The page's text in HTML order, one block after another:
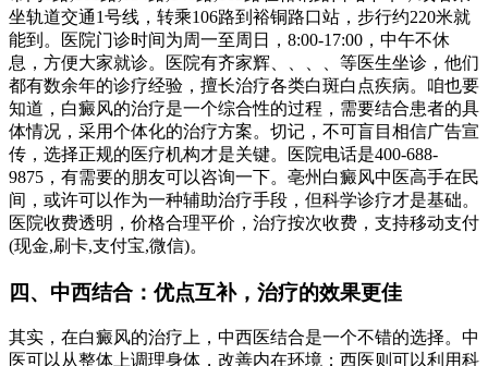
坐轨道交通1号线，转乘106路到裕铜路口站，步行约220米就
能到。医院门诊时间为周一至周日，8:00-17:00，中午不休
息，方便大家就诊。医院有齐家辉、、、、等医生坐诊，他们
都有数余年的诊疗经验，擅长治疗各类白斑白点疾病。咱也要
知道，白癜风的治疗是一个综合性的过程，需要结合患者的具
体情况，采用个体化的治疗方案。切记，不可盲目相信广告宣
传，选择正规的医疗机构才是关键。医院电话是400-688-
9875，有需要的朋友可以咨询一下。亳州白癜风中医高手在民
间，或许可以作为一种辅助治疗手段，但科学诊疗才是基础。
医院收费透明，价格合理平价，治疗按次收费，支持移动支付
(现金,刷卡,支付宝,微信)。
四、中西结合：优点互补，治疗的效果更佳
其实，在白癜风的治疗上，中西医结合是一个不错的选择。中
医可以从整体上调理身体，改善内在环境；西医则可以利用科